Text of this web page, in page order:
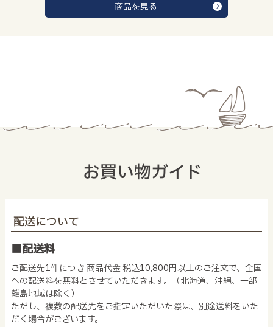
商品を見る
お買い物ガイド
配送について
■配送料
ご配送先1件につき 商品代金 税込10,800円以上のご注文で、全国
への配送料を無料とさせていただきます。（北海道、沖縄、一部
離島地域は除く）
ただし、複数の配送先をご指定いただいた際は、別途送料をいた
だく場合がございます。